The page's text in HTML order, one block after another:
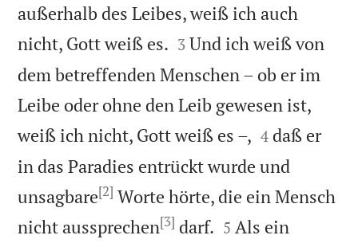
außerhalb des Leibes, weiß ich auch
nicht, Gott weiß es. 

3 Und ich weiß von
dem betreffenden Menschen – ob er im
Leibe oder ohne den Leib gewesen ist,
weiß ich nicht, Gott weiß es –, 

4 daß er
in das Paradies entrückt wurde und
unsagbare[2] Worte hörte, die ein Mensch
nicht aussprechen[3] darf. 

5 Als ein